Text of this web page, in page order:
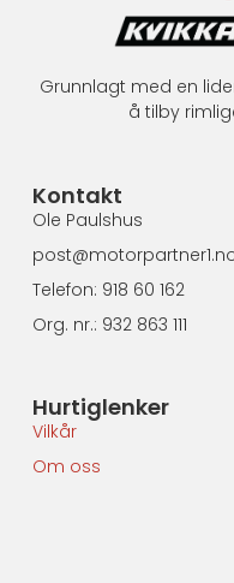
Grunnlagt med en
å tilby
Hurtiglenker
Vilkår
Om oss
Kontakt
Ole Paulshus
Telefon: 918 60 162
Org. nr.: 932 863 111